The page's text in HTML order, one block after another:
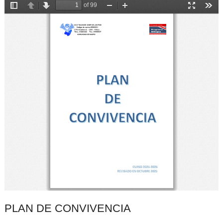
PLAN DE CONVIVENCIA